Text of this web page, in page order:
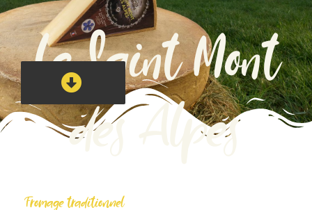
Le Saint Mont
des Alpes
Fromage traditionnel